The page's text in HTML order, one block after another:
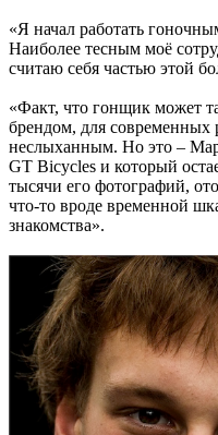
«Я начал работать
Наиболее тесным моё
считаю себя частью этой
«Факт, что гонщик может
брендом, для современных
неслыханным. Но это –
GT Bicycles и который
тысячи его фотографий,
что-то вроде временной
знакомства».